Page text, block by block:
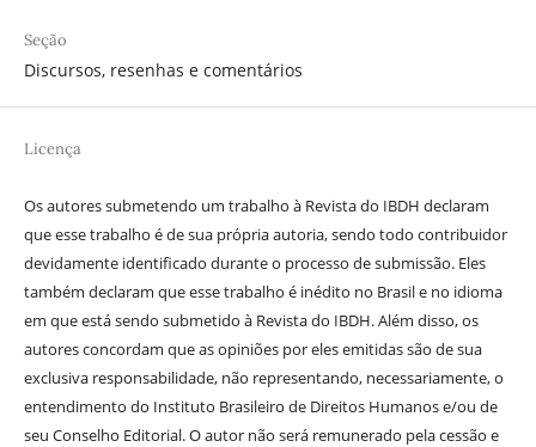
Seção
Discursos, resenhas e comentários
Licença
Os autores submetendo um trabalho à Revista do IBDH declaram
que esse trabalho é de sua própria autoria, sendo todo contribuidor
devidamente identificado durante o processo de submissão. Eles
também declaram que esse trabalho é inédito no Brasil e no idioma
em que está sendo submetido à Revista do IBDH. Além disso, os
autores concordam que as opiniões por eles emitidas são de sua
exclusiva responsabilidade, não representando, necessariamente, o
entendimento do Instituto Brasileiro de Direitos Humanos e/ou de
seu Conselho Editorial. O autor não será remunerado pela cessão e